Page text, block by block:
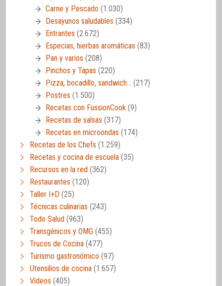
Carne y Pescado (1.030)
Desayunos saludables (334)
Entrantes (2.672)
Especias, hierbas aromáticas (83)
Pan y varios (208)
Pinchos y Tapas (220)
Pizza, bocadillo, sandwich… (217)
Postres (1.500)
Recetas con FussionCook (9)
Recetas de salsas (317)
Recetas en microondas (174)
Recetas de los Chefs (1.259)
Recetas y cocina de escuela (35)
Recursos en la red (362)
Restaurantes (120)
Taller I+D (25)
Técnicas culinarias (243)
Todo Salud (963)
Transgénicos y OMG (455)
Trucos de Cocina (477)
Turismo gastronómico (97)
Utensilios de cocina (1.657)
Vídeos (405)